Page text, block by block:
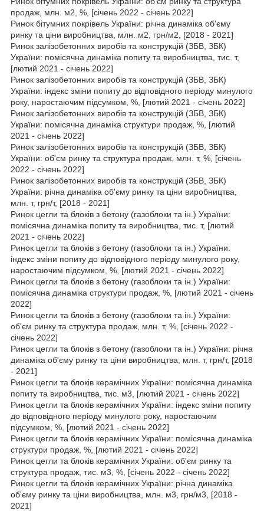
продаж, млн. м2, %, [січень 2022 - січень 2022]
Ринок бітумних покрівель України: річна динаміка об'єму
ринку та ціни виробництва, млн. м2, грн/м2, [2018 - 2021]
Ринок залізобетонних виробів та конструкцій (ЗБВ, ЗБК)
України: помісячна динаміка попиту та виробництва, тис. т,
[лютий 2021 - січень 2022]
Ринок залізобетонних виробів та конструкцій (ЗБВ, ЗБК)
України: індекс зміни попиту до відповідного періоду минулого
року, наростаючим підсумком, %, [лютий 2021 - січень 2022]
Ринок залізобетонних виробів та конструкцій (ЗБВ, ЗБК)
України: помісячна динаміка структури продаж, %, [лютий
2021 - січень 2022]
Ринок залізобетонних виробів та конструкцій (ЗБВ, ЗБК)
України: об'єм ринку та структура продаж, млн. т, %, [січень
2022 - січень 2022]
Ринок залізобетонних виробів та конструкцій (ЗБВ, ЗБК)
України: річна динаміка об'єму ринку та ціни виробництва,
млн. т, грн/т, [2018 - 2021]
Ринок цегли та блоків з бетону (газоблоки та ін.) України:
помісячна динаміка попиту та виробництва, тис. т, [лютий
2021 - січень 2022]
Ринок цегли та блоків з бетону (газоблоки та ін.) України:
індекс зміни попиту до відповідного періоду минулого року,
наростаючим підсумком, %, [лютий 2021 - січень 2022]
Ринок цегли та блоків з бетону (газоблоки та ін.) України:
помісячна динаміка структури продаж, %, [лютий 2021 - січень
2022]
Ринок цегли та блоків з бетону (газоблоки та ін.) України:
об'єм ринку та структура продаж, млн. т, %, [січень 2022 -
січень 2022]
Ринок цегли та блоків з бетону (газоблоки та ін.) України: річна
динаміка об'єму ринку та ціни виробництва, млн. т, грн/т, [2018
- 2021]
Ринок цегли та блоків керамічних України: помісячна динаміка
попиту та виробництва, тис. м3, [лютий 2021 - січень 2022]
Ринок цегли та блоків керамічних України: індекс зміни попиту
до відповідного періоду минулого року, наростаючим
підсумком, %, [лютий 2021 - січень 2022]
Ринок цегли та блоків керамічних України: помісячна динаміка
структури продаж, %, [лютий 2021 - січень 2022]
Ринок цегли та блоків керамічних України: об'єм ринку та
структура продаж, тис. м3, %, [січень 2022 - січень 2022]
Ринок цегли та блоків керамічних України: річна динаміка
об'єму ринку та ціни виробництва, млн. м3, грн/м3, [2018 -
2021]